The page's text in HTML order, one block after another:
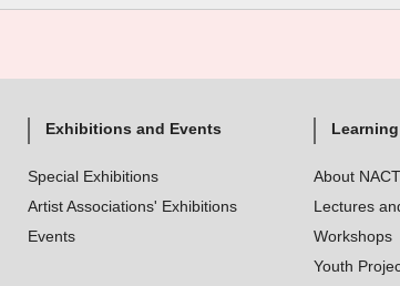
Exhibitions and Events
Special Exhibitions
Artist Associations' Exhibitions
Events
Learning
About
Lectures
Workshops
Youth